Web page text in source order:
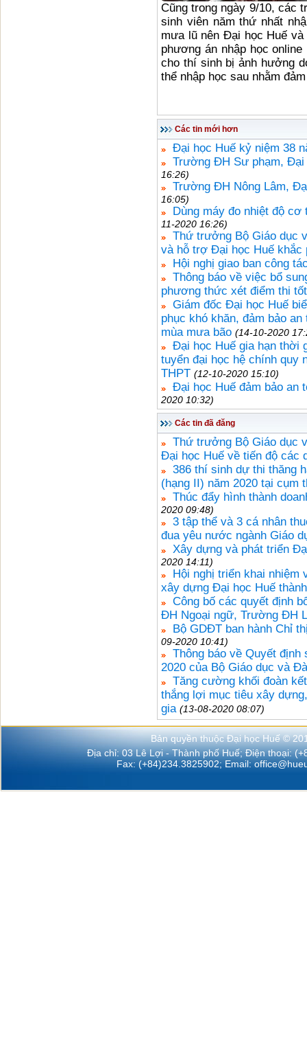
Cũng trong ngày 9/10, các
sinh viên năm thứ nhất
mưa lũ nên Đại học Huế
phương án nhập học
cho thí sinh bị ảnh hưởng
thể nhập học sau nhằm
Các tin mới hơn
Đại học Huế kỷ niệm 38
Trường ĐH Sư phạm, Đại
16:26)
Trường ĐH Nông Lâm,
16:05)
Dùng máy đo nhiệt độ cơ
11-2020 16:26)
Thứ trưởng Bộ Giáo dục
và hỗ trợ Đại học Huế khắc
Hội nghị giao ban công
Thông báo về việc bổ
phương thức xét điểm thi
Giám đốc Đại học Huế
phục khó khăn, đảm bảo
mùa mưa bão (14-10-2020
Đại học Huế gia hạn thời
tuyển đại học hệ chính quy
THPT (12-10-2020 15:10)
Đại học Huế đảm bảo an
2020 10:32)
Các tin đã đăng
Thứ trưởng Bộ Giáo dục
Đại học Huế về tiến độ các
386 thí sinh dự thi thăng
(hạng II) năm 2020 tại cụm
Thúc đẩy hình thành
2020 09:48)
3 tập thể và 3 cá nhân
đua yêu nước ngành Giáo
Xây dựng và phát triển
2020 14:11)
Hội nghị triển khai nhiệm
xây dựng Đại học Huế
Công bố các quyết định
ĐH Ngoại ngữ, Trường ĐH
Bộ GDĐT ban hành Chỉ
09-2020 10:41)
Thông báo về Quyết
2020 của Bộ Giáo dục và
Tăng cường khối đoàn
thắng lợi mục tiêu xây
gia (13-08-2020 08:07)
Bản quyền thuộc Đại học Huế ©
Địa chỉ: 03 Lê Lợi - Thành phố Huế; Điện thoại:
Fax: (+84)234.3825902; Email: